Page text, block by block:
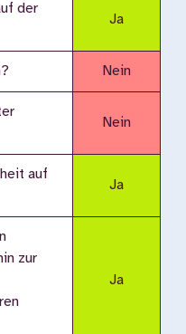
der
Ja
Nein
Nein
auf
Ja
zur
Ja